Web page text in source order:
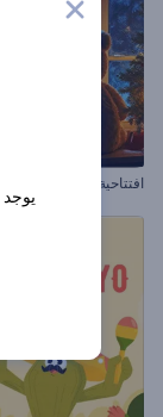
افتتاحية دببة الكريسماس